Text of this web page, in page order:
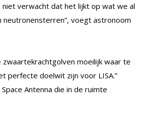
verwacht dat het lijkt op wat we al
neutronensterren”, voegt astronoom
moeilijk waar te
perfecte doelwit zijn voor LISA.”
Antenna die in de ruimte